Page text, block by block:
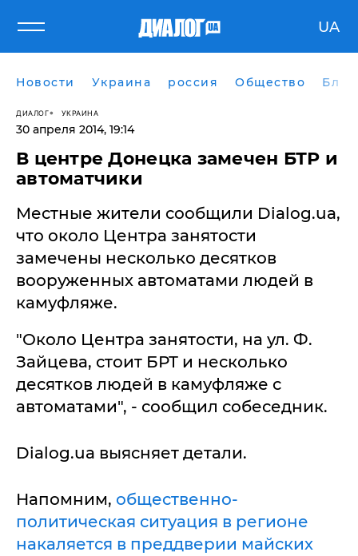
UA
Новости Украина россия Общество
ДИАЛОГ УКРАИНА
30 апреля 2014, 19:14
В центре Донецка замечен БТР и
автоматчики
​Местные жители сообщили Dialog.ua,
что около Центра занятости
замечены несколько десятков
вооруженных автоматами людей в
камуфляже.
"Около Центра занятости, на ул. Ф.
Зайцева, стоит БРТ и несколько
десятков людей в камуфляже с
автоматами", - сообщил собеседник.
Dialog.ua выясняет детали.
Напомним, общественно-
политическая ситуация в регионе
накаляется в преддверии майских